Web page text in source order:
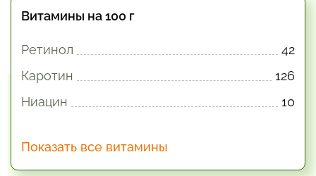
Витамины на 100 г
Ретинол
42
Каротин
126
Ниацин
10
Показать все витамины